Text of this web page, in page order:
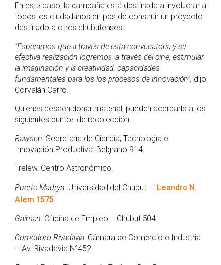
En este caso, la campaña está destinada a involucrar a
todos los ciudadanos en pos de construir un proyecto
destinado a otros chubutenses.
“Esperamos que a través de esta convocatoria y su
efectiva realización logremos, a través del cine, estimular
la imaginación y la creatividad, capacidades
fundamentales para los los procesos de innovación”, dijo
Corvalán Carro.
Quienes deseen donar material, pueden acercarlo a los
siguientes puntos de recolección:
Rawson: Secretaría de Ciencia, Tecnología e
Innovación Productiva: Belgrano 914.
Trelew: Centro Astronómico.
Puerto Madryn: Universidad del Chubut – Leandro N.
Alem 1575
Gaiman: Oficina de Empleo – Chubut 504
Comodoro Rivadavia: Cámara de Comercio e Industria
– Av. Rivadavia N°452